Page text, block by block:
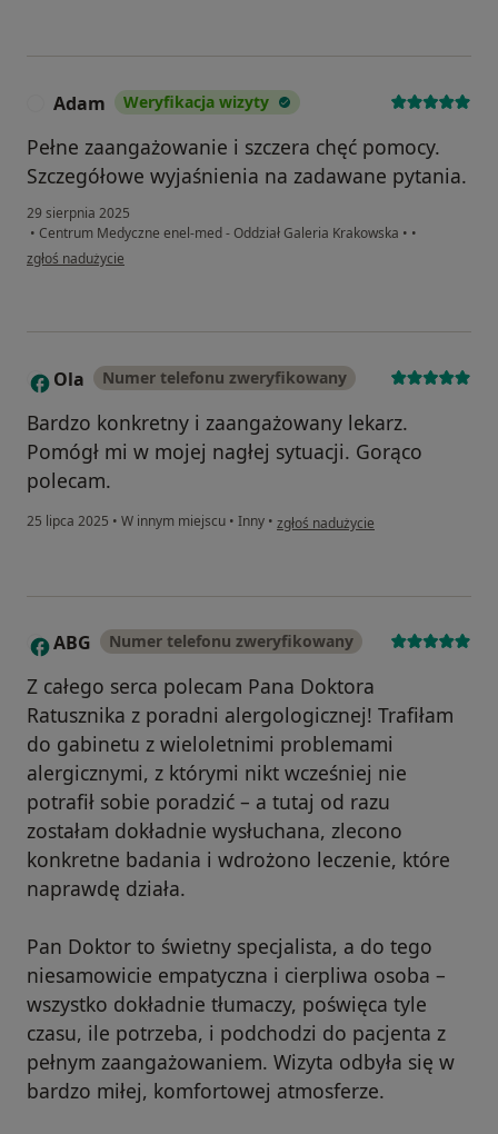
Adam Weryfikacja wizyty
Pełne zaangażowanie i szczera chęć pomocy.
Szczegółowe wyjaśnienia na zadawane pytania.
29 sierpnia 2025
• Centrum Medyczne enel-med - Oddział Galeria Krakowska • •
w opinii użytkownika Adam
zgłoś nadużycie
O Ola Numer telefonu zweryfikowany
Bardzo konkretny i zaangażowany lekarz.
Pomógł mi w mojej nagłej sytuacji. Gorąco
polecam.
25 lipca 2025 • W innym miejscu • Inny • w opinii użytkownika Ola
zgłoś nadużycie
A ABG Numer telefonu zweryfikowany
Z całego serca polecam Pana Doktora
Ratusznika z poradni alergologicznej! Trafiłam
do gabinetu z wieloletnimi problemami
alergicznymi, z którymi nikt wcześniej nie
potrafił sobie poradzić – a tutaj od razu
zostałam dokładnie wysłuchana, zlecono
konkretne badania i wdrożono leczenie, które
naprawdę działa.
Pan Doktor to świetny specjalista, a do tego
niesamowicie empatyczna i cierpliwa osoba –
wszystko dokładnie tłumaczy, poświęca tyle
czasu, ile potrzeba, i podchodzi do pacjenta z
pełnym zaangażowaniem. Wizyta odbyła się w
bardzo miłej, komfortowej atmosferze.